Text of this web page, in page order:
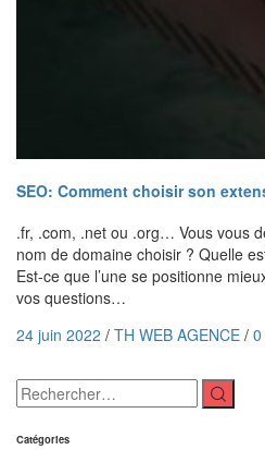
SEO: Comment choisir son
.fr, .com, .net ou .org… Vous vous
nom de domaine choisir ? Quelle
Est-ce que l’une se positionne
vos questions…
24 juin 2022 / TH WEB AGENCE /
Catégories